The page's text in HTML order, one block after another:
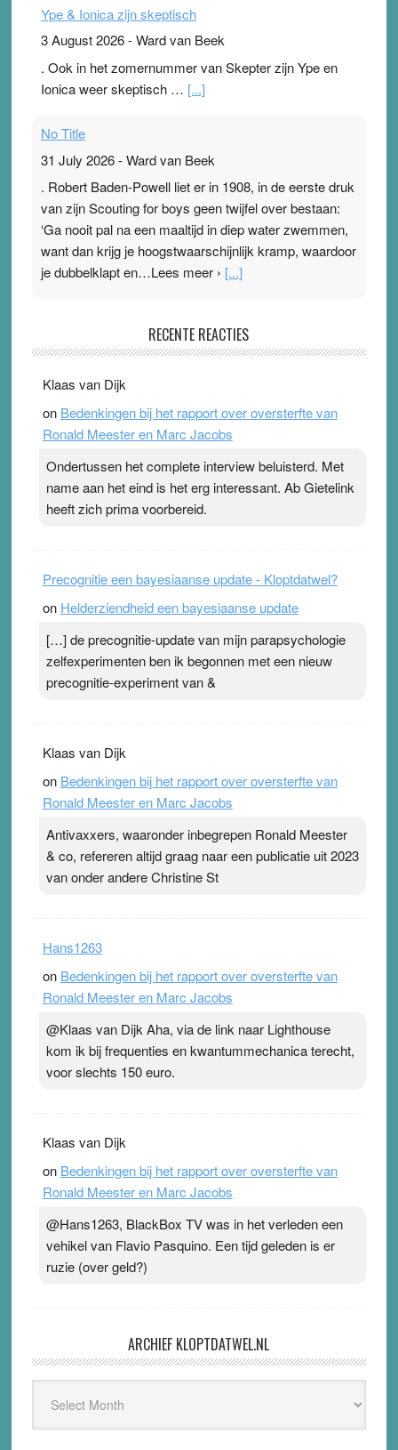
Ype & Ionica zijn skeptisch
3 August 2026-Ward van Beek
. Ook in het zomernummer van Skepter zijn Ype en
Ionica weer skeptisch … [...]
No Title
31 July 2026-Ward van Beek
. Robert Baden-Powell liet er in 1908, in de eerste druk
van zijn Scouting for boys geen twijfel over bestaan:
‘Ga nooit pal na een maaltijd in diep water zwemmen,
want dan krijg je hoogstwaarschijnlijk kramp, waardoor
je dubbelklapt en…Lees meer › [...]
Ward van Beek
topsporters. Ze hopen ermee hun hartslag te verlagen
terwijl ze meer zuurstof opnemen. Daarop heeft zo’n
pleister geen effect. Maar het gevoel ‘makkelijker te
Pleisterplakkers in de topspsort ›[...]
RECENTE REACTIES
Klaas van Dijk
on Bedenkingen bij het rapport over oversterfte van
Ronald Meester en Marc Jacobs
Ondertussen het complete interview beluisterd. Met
name aan het eind is het erg interessant. Ab Gietelink
heeft zich prima voorbereid.
Precognitie een bayesiaanse update - Kloptdatwel?
on Helderziendheid een bayesiaanse update
[…] de precognitie-update van mijn parapsychologie
zelfexperimenten ben ik begonnen met een nieuw
precognitie-experiment van &
Klaas van Dijk
on Bedenkingen bij het rapport over oversterfte van
Ronald Meester en Marc Jacobs
Antivaxxers, waaronder inbegrepen Ronald Meester
& co, refereren altijd graag naar een publicatie uit 2023
van onder andere Christine St
Hans1263
on Bedenkingen bij het rapport over oversterfte van
Ronald Meester en Marc Jacobs
@Klaas van Dijk Aha, via de link naar Lighthouse
kom ik bij frequenties en kwantummechanica terecht,
voor slechts 150 euro.
Klaas van Dijk
on Bedenkingen bij het rapport over oversterfte van
Ronald Meester en Marc Jacobs
@Hans1263, BlackBox TV was in het verleden een
vehikel van Flavio Pasquino. Een tijd geleden is er
ruzie (over geld?)
ARCHIEF KLOPTDATWEL.NL
Kloptdatwel.nl